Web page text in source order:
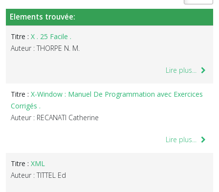
Elements trouvée:
Titre : X . 25 Facile .
Auteur : THORPE N. M.
Lire plus...
Titre : X-Window : Manuel De Programmation avec Exercices
Corrigés .
Auteur : RECANATI Catherine
Lire plus...
Titre : XML
Auteur : TITTEL Ed